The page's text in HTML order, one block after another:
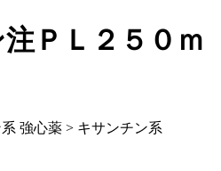
ＰＬ２５０ｍ
強心薬 > キサンチン系